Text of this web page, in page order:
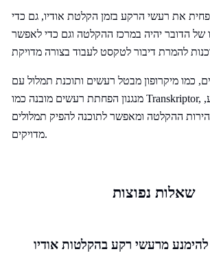
את רעשי הרקע בזמן הקלטת אודיו, גם כדי
של הדובר יהיה במרכז ההקלטה וגם כדי לאפשר
כמו מיקרופון מבטל רעשים ותוכנת תמלול עם
מנגנון הפחתת רעשים מובנה כמו Transkriptor, מפחית רעשי רקע,
ההקלטה ומאפשר לתוכנה להפיק תמלולים
מדויקים.
שאלות נפוצות